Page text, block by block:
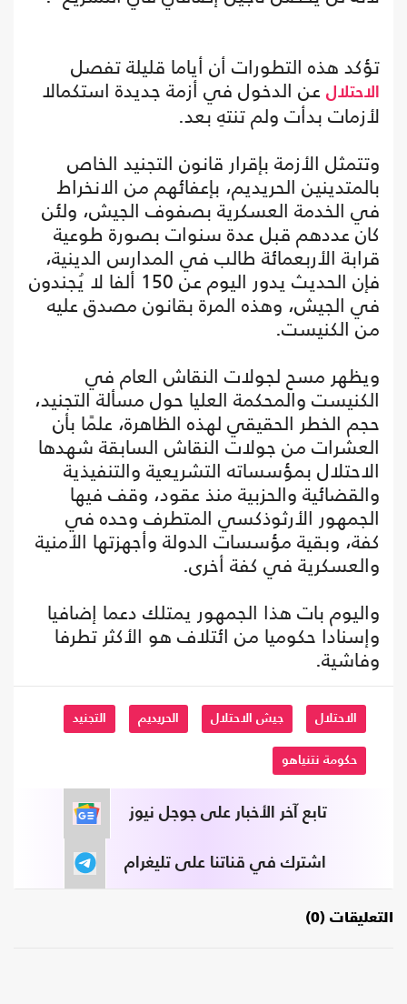
تؤكد هذه التطورات أن أياما قليلة تفصل
الاحتلال عن الدخول في أزمة جديدة استكمالا
لأزمات بدأت ولم تنتهِ بعد.
وتتمثل الأزمة بإقرار قانون التجنيد الخاص
بالمتدينين الحريديم، بإعفائهم من الانخراط
في الخدمة العسكرية بصفوف الجيش، ولئن
كان عددهم قبل عدة سنوات بصورة طوعية
قرابة الأربعمائة طالب في المدارس الدينية،
فإن الحديث يدور اليوم عن 150 ألفا لا يُجندون
في الجيش، وهذه المرة بقانون مصدق عليه
من الكنيست.
ويظهر مسح لجولات النقاش العام في
الكنيست والمحكمة العليا حول مسألة التجنيد،
حجم الخطر الحقيقي لهذه الظاهرة، علمًا بأن
العشرات من جولات النقاش السابقة شهدها
الاحتلال بمؤسساته التشريعية والتنفيذية
والقضائية والحزبية منذ عقود، وقف فيها
الجمهور الأرثوذكسي المتطرف وحده في
كفة، وبقية مؤسسات الدولة وأجهزتها الأمنية
والعسكرية في كفة أخرى.
واليوم بات هذا الجمهور يمتلك دعما إضافيا
وإسنادا حكوميا من ائتلاف هو الأكثر تطرفا
وفاشية.
الاحتلال جيش الاحتلال الحريديم التجنيد
حكومة نتنياهو
تابع آخر الأخبار على جوجل نيوز
اشترك في قناتنا على تليغرام
التعليقات (0)